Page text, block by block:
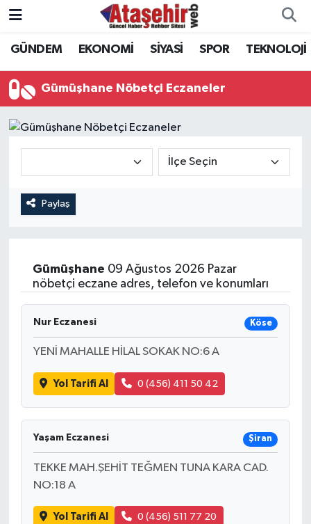
GÜNDEM EKONOMİ SİYASİ SPOR TEKNOLOJİ
Gümüşhane Nöbetçi Eczaneler
Paylaş
Gümüşhane 09 Ağustos 2026 Pazar
nöbetçi eczane adres, telefon ve konumları
Nur Eczanesi Köse
YENİ MAHALLE HİLAL SOKAK NO:6 A
Yol Tarifi Al 0 (456) 411 50 42
Yaşam Eczanesi Şiran
TEKKE MAH.ŞEHİT TEĞMEN TUNA KARA CAD.
NO:18 A
Yol Tarifi Al 0 (456) 511 77 20
Hava Durumu
Trafik Durumu
Süper Lig Puan Durumu ve Fikstür
Son Dakika Haberleri